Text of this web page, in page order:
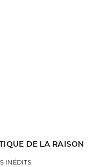
DE LA RAISON
INÉDITS